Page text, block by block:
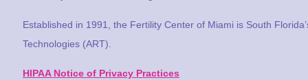
Established in 1991, the Fertility Center of Miami is South
Technologies (ART).
HIPAA Notice of Privacy Practices